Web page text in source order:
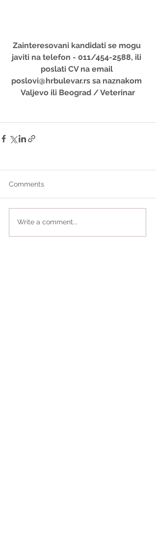
Zainteresovani kandidati se mogu
javiti na telefon - 011/454-2588, ili
poslati CV na email
poslovi@hrbulevar.rs sa naznakom
Valjevo ili Beograd / Veterinar
Comments
Write a comment...